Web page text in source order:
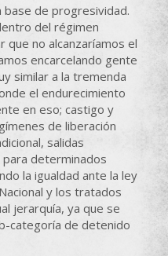
base de progresividad.
del régimen
no alcanzaríamos el
encarcelando gente
similar a la tremenda
el endurecimiento
en eso; castigo y
de liberación
salidas
determinados
la igualdad ante la ley
y los tratados
jerarquía, ya que se
categoría de detenido